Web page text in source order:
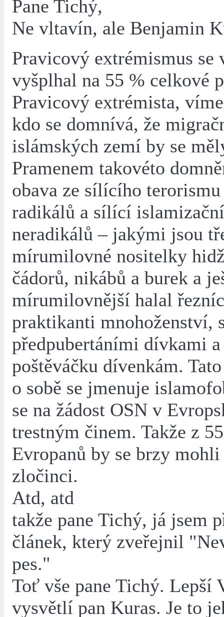
Pane Tichý,
Ne vltavín, ale Benjamin
Pravicový extrémismus se
vyšplhal na 55 % celkové
Pravicový extrémista,
kdo se domnívá, že
islámských zemí by se
Pramenem takovéto
obava ze sílícího
radikálů a sílící
neradikálů – jakými jsou
mírumilovné nositelky
čádorů, nikábů a burek a
mírumilovnější halal
praktikanti mnohoženství,
předpubertáními dívkami
poštěváčku dívenkám.
o sobě se jmenuje
se na žádost OSN v
trestným činem. Takže z
Evropanů by se brzy mohli
zločinci.
Atd, atd
takže pane Tichý, já jsem
článek, který zveřejnil
pes."
Toť vše pane Tichý. Lepší
vysvětlí pan Kuras. Je to